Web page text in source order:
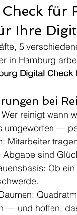
für
Ihre
5
in Hamburg
Digital Check
bei
reinigt wann
umgeworfen —
Mitarbeiter
sind
Ob
— und hoffen,